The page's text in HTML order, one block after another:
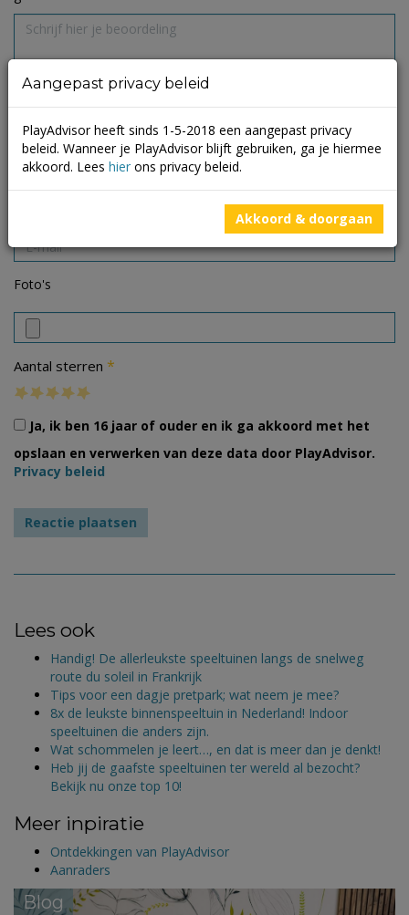
Foto's
Aantal sterren *
Ja, ik ben 16 jaar of ouder en ik ga akkoord met het
opslaan en verwerken van deze data door PlayAdvisor.
Privacy beleid
Lees ook
Handig! De allerleukste speeltuinen langs de snelweg
route du soleil in Frankrijk
Tips voor een dagje pretpark; wat neem je mee?
8x de leukste binnenspeeltuin in Nederland! Indoor
speeltuinen die anders zijn.
Wat schommelen je leert…, en dat is meer dan je denkt!
Heb jij de gaafste speeltuinen ter wereld al bezocht?
Bekijk nu onze top 10!
Meer inpiratie
Ontdekkingen van PlayAdvisor
Aanraders
Blog
Aangepast privacy beleid
PlayAdvisor heeft sinds 1-5-2018 een aangepast privacy
beleid. Wanneer je PlayAdvisor blijft gebruiken, ga je hiermee
akkoord. Lees hier ons privacy beleid.
Akkoord & doorgaan